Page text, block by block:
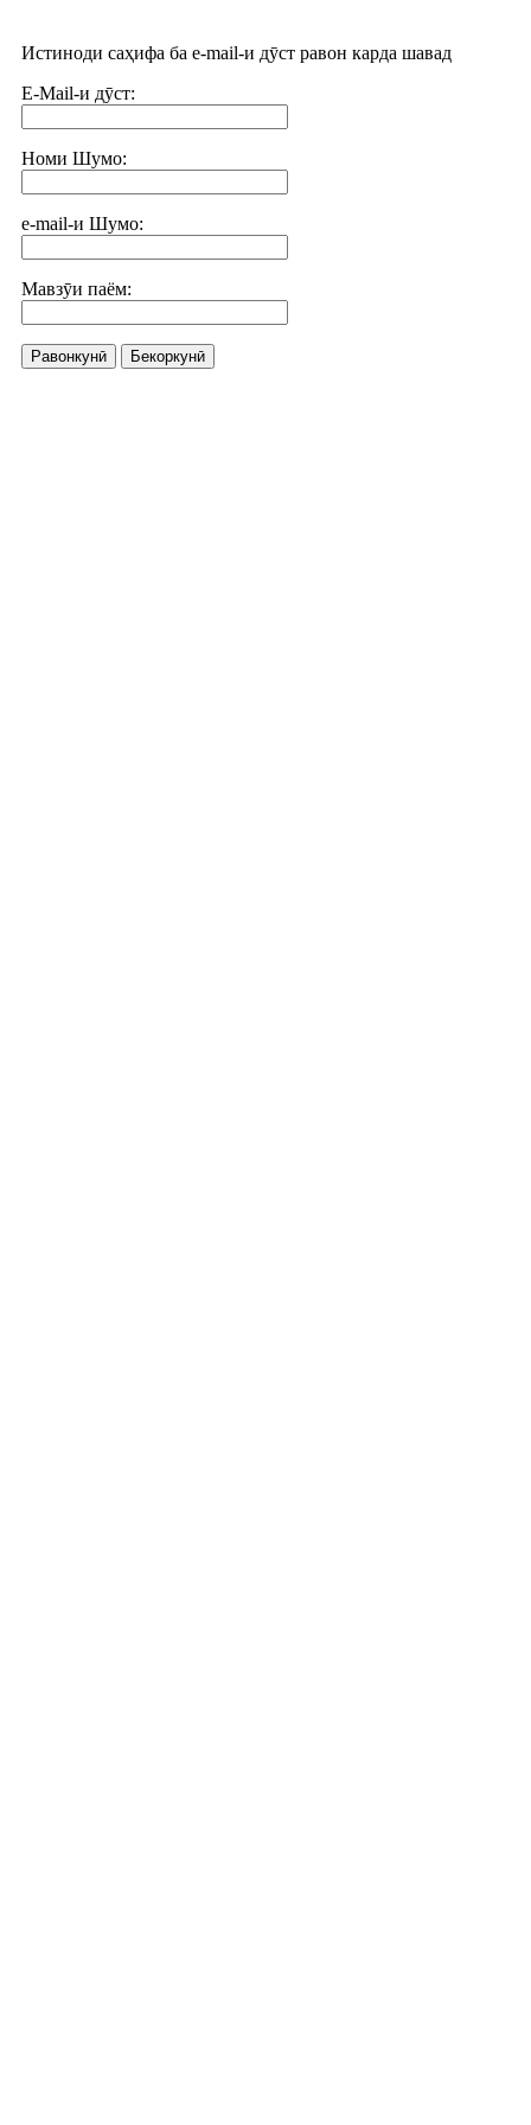
Истиноди саҳифа ба e-mail-и дӯст равон карда шавад
E-Mail-и дӯст:
Номи Шумо:
e-mail-и Шумо:
Мавзӯи паём:
Равонкунӣ Бекоркунӣ